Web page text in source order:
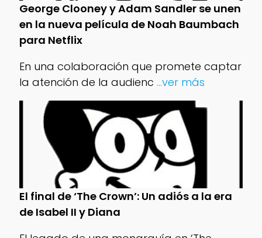
George Clooney y Adam Sandler se unen
en la nueva película de Noah Baumbach
para Netflix
En una colaboración que promete captar
la atención de la audienc ...ver más
El final de ‘The Crown’: Un adiós a la era
de Isabel II y Diana